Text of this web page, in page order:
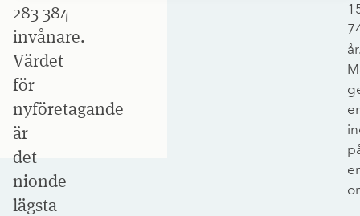
283 384
invånare.
Värdet
för
nyföretagande
är
det
nionde
lägsta
år.